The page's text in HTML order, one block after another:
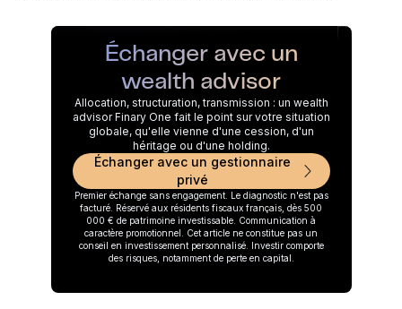
Échanger avec un
wealth advisor
Allocation, structuration, transmission : un wealth
advisor Finary One fait le point sur votre situation
globale, qu'elle vienne d'une cession, d'un
héritage ou d'une holding.
Échanger avec un gestionnaire
privé
Premier échange sans engagement. Le diagnostic n'est pas
facturé. Réservé aux résidents fiscaux français, dès 500
000 € de patrimoine investissable. Communication à
caractère promotionnel. Cet article ne constitue pas un
conseil en investissement personnalisé. Investir comporte
des risques, notamment de perte en capital.